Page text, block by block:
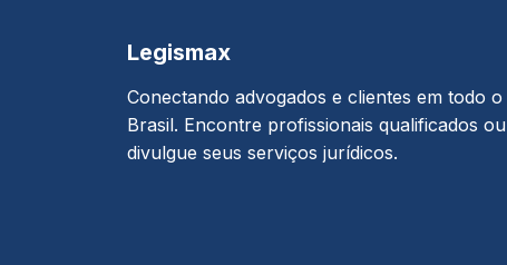
Legismax
Conectando advogados e clientes em todo o
Brasil. Encontre profissionais qualificados ou
divulgue seus serviços jurídicos.